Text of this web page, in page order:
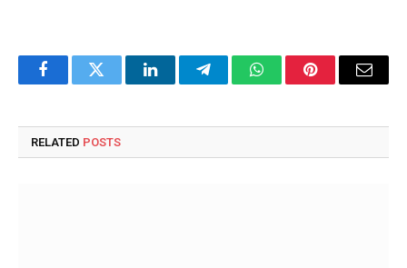
FacebookTwitter LinkedInTelegramWhatsAppPinterestEmail
RELATED POSTS